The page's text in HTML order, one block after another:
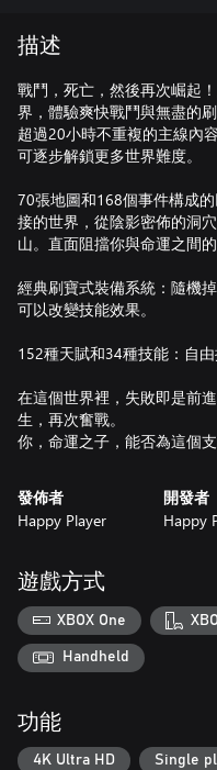
描述
戰鬥，死亡，然後再次崛起
界，體驗爽快戰鬥與無盡的刷
超過20小時不重複的主線內
可逐步解鎖更多世界難度。
70張地圖和168個事件構成
接的世界，從陰影密佈的洞
山。直面阻擋你與命運之間的
經典刷寶式裝備系統：隨機
可以改變技能效果。
152種天賦和34種技能：自
在這個世界裡，失敗即是前
生，再次奮戰。
你，命運之子，能否為這個
發佈者
Happy Player
開發者
Happy
遊戲方式
XBOX One
Handheld
功能
4K Ultra HD Single